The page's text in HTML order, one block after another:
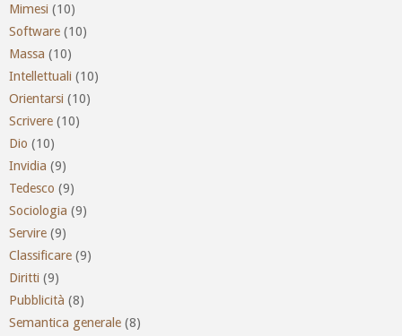
Mimesi (10)
Software (10)
Massa (10)
Intellettuali (10)
Orientarsi (10)
Scrivere (10)
Dio (10)
Invidia (9)
Tedesco (9)
Sociologia (9)
Servire (9)
Classificare (9)
Diritti (9)
Pubblicità (8)
Semantica generale (8)